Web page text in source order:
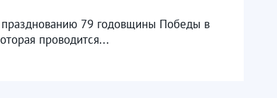
79 годовщины Победы в
проводится...